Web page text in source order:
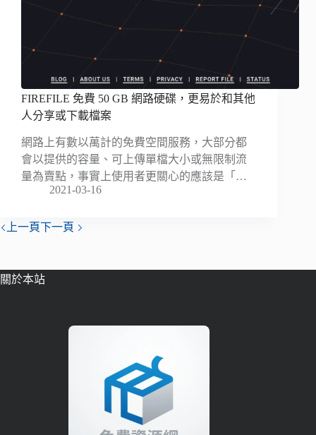
FIREFILE 免費 50 GB 網路硬碟，更易於和其他
人分享或下載檔案
網路上有數以萬計的免費空間服務，大部分都
會以提供的容量、可上傳單檔大小或無限制流
量為賣點，事實上使用者更關心的應該是「…
2021-03-16
上一頁下一頁
關於本站